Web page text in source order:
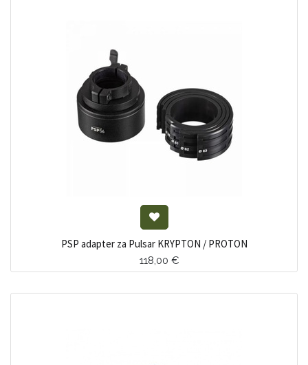
PSP adapter za Pulsar KRYPTON / PROTON
118,00 €